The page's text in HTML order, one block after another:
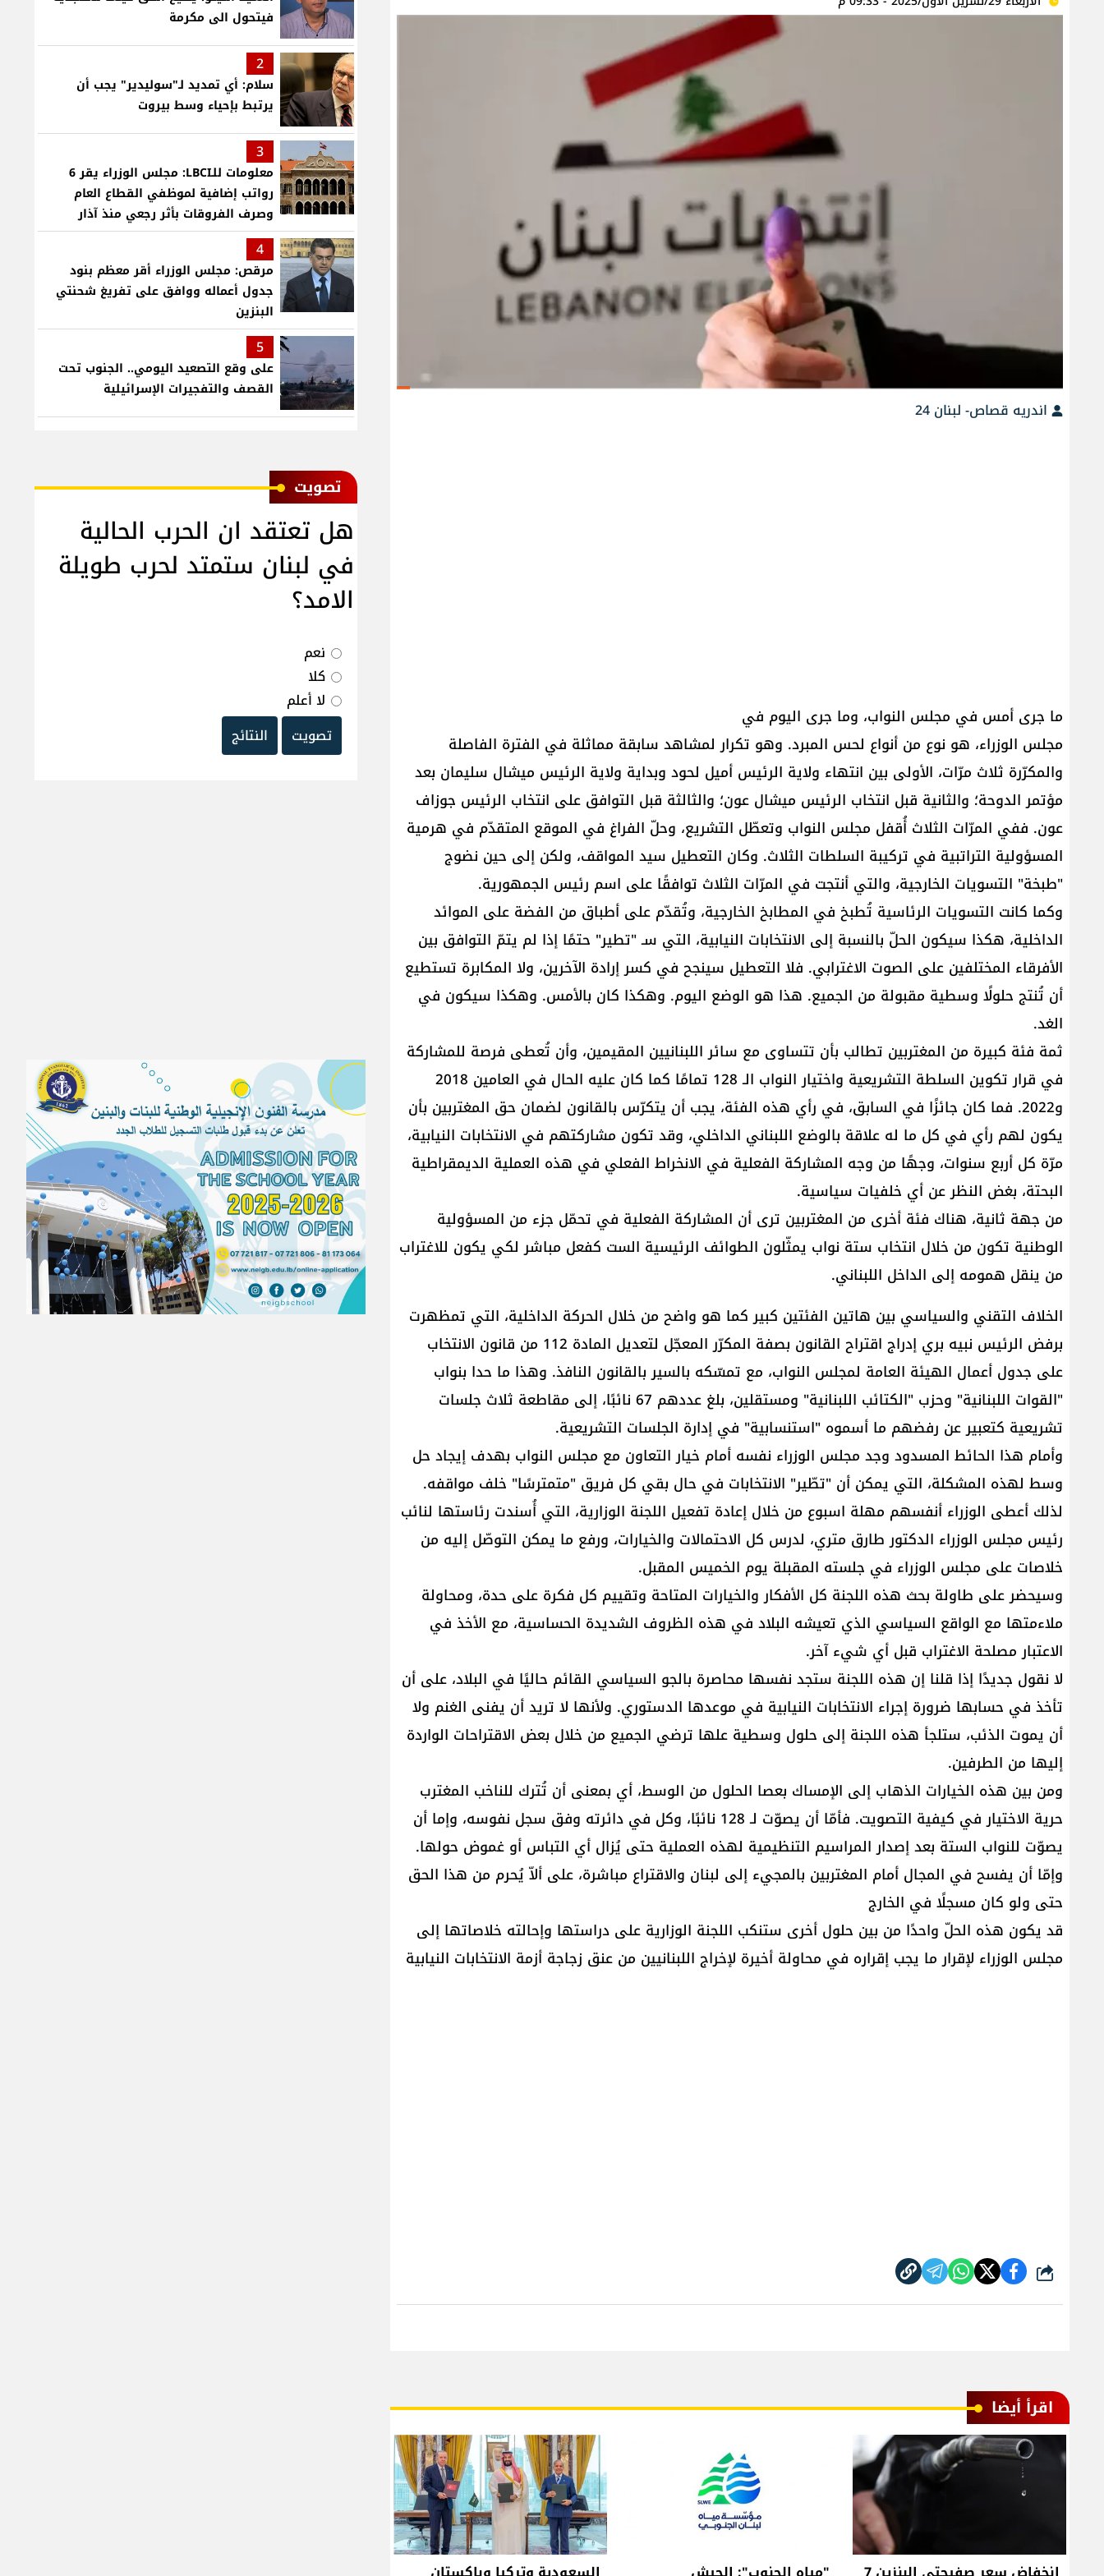
اندريه قصاص- لبنان 24
ما جرى أمس في مجلس النواب، وما جرى اليوم في
مجلس الوزراء، هو نوع من أنواع لحس المبرد. وهو تكرار لمشاهد سابقة مماثلة في الفترة الفاصلة
والمكرّرة ثلاث مرّات، الأولى بين انتهاء ولاية الرئيس أميل لحود وبداية ولاية الرئيس ميشال سليمان بعد
مؤتمر الدوحة؛ والثانية قبل انتخاب الرئيس ميشال عون؛ والثالثة قبل التوافق على انتخاب الرئيس جوزاف
عون. ففي المرّات الثلاث أُقفل مجلس النواب وتعطّل التشريع، وحلّ الفراغ في الموقع المتقدّم في هرمية
المسؤولية التراتبية في تركيبة السلطات الثلاث. وكان التعطيل سيد المواقف، ولكن إلى حين نضوج
"طبخة" التسويات الخارجية، والتي أنتجت في المرّات الثلاث توافقًا على اسم رئيس الجمهورية.
وكما كانت التسويات الرئاسية تُطبخ في المطابخ الخارجية، وتُقدّم على أطباق من الفضة على الموائد
الداخلية، هكذا سيكون الحلّ بالنسبة إلى الانتخابات النيابية، التي سـ "تطير" حتمًا إذا لم يتمّ التوافق بين
الأفرقاء المختلفين على الصوت الاغترابي. فلا التعطيل سينجح في كسر إرادة الآخرين، ولا المكابرة تستطيع
أن تُنتج حلولًا وسطية مقبولة من الجميع. هذا هو الوضع اليوم. وهكذا كان بالأمس. وهكذا سيكون في
الغد.
ثمة فئة كبيرة من المغتربين تطالب بأن تتساوى مع سائر اللبنانيين المقيمين، وأن تُعطى فرصة للمشاركة
في قرار تكوين السلطة التشريعية واختيار النواب الـ 128 تمامًا كما كان عليه الحال في العامين 2018
و2022. فما كان جائزًا في السابق، في رأي هذه الفئة، يجب أن يتكرّس بالقانون لضمان حق المغتربين بأن
يكون لهم رأي في كل ما له علاقة بالوضع اللبناني الداخلي، وقد تكون مشاركتهم في الانتخابات النيابية،
مرّة كل أربع سنوات، وجهًا من وجه المشاركة الفعلية في الانخراط الفعلي في هذه العملية الديمقراطية
البحتة، بغض النظر عن أي خلفيات سياسية.
من جهة ثانية، هناك فئة أخرى من المغتربين ترى أن المشاركة الفعلية في تحمّل جزء من المسؤولية
الوطنية تكون من خلال انتخاب ستة نواب يمثّلون الطوائف الرئيسية الست كفعل مباشر لكي يكون للاغتراب
من ينقل همومه إلى الداخل اللبناني.
الخلاف التقني والسياسي بين هاتين الفئتين كبير كما هو واضح من خلال الحركة الداخلية، التي تمظهرت
برفض الرئيس نبيه بري إدراج اقتراح القانون بصفة المكرّر المعجّل لتعديل المادة 112 من قانون الانتخاب
على جدول أعمال الهيئة العامة لمجلس النواب، مع تمسّكه بالسير بالقانون النافذ. وهذا ما حدا بنواب
"القوات اللبنانية" وحزب "الكتائب اللبنانية" ومستقلين، بلغ عددهم 67 نائبًا، إلى مقاطعة ثلاث جلسات
تشريعية كتعبير عن رفضهم ما أسموه "استنسابية" في إدارة الجلسات التشريعية.
وأمام هذا الحائط المسدود وجد مجلس الوزراء نفسه أمام خيار التعاون مع مجلس النواب بهدف إيجاد حل
وسط لهذه المشكلة، التي يمكن أن "تطّير" الانتخابات في حال بقي كل فريق "متمترسًا" خلف مواقفه.
لذلك أعطى الوزراء أنفسهم مهلة اسبوع من خلال إعادة تفعيل اللجنة الوزارية، التي أُسندت رئاستها لنائب
رئيس مجلس الوزراء الدكتور طارق متري، لدرس كل الاحتمالات والخيارات، ورفع ما يمكن التوصّل إليه من
خلاصات على مجلس الوزراء في جلسته المقبلة يوم الخميس المقبل.
وسيحضر على طاولة بحث هذه اللجنة كل الأفكار والخيارات المتاحة وتقييم كل فكرة على حدة، ومحاولة
ملاءمتها مع الواقع السياسي الذي تعيشه البلاد في هذه الظروف الشديدة الحساسية، مع الأخذ في
الاعتبار مصلحة الاغتراب قبل أي شيء آخر.
لا نقول جديدًا إذا قلنا إن هذه اللجنة ستجد نفسها محاصرة بالجو السياسي القائم حاليًا في البلاد، على أن
تأخذ في حسابها ضرورة إجراء الانتخابات النيابية في موعدها الدستوري. ولأنها لا تريد أن يفنى الغنم ولا
أن يموت الذئب، ستلجأ هذه اللجنة إلى حلول وسطية علها ترضي الجميع من خلال بعض الاقتراحات الواردة
إليها من الطرفين.
ومن بين هذه الخيارات الذهاب إلى الإمساك بعصا الحلول من الوسط، أي بمعنى أن تُترك للناخب المغترب
حرية الاختيار في كيفية التصويت. فأمّا أن يصوّت لـ 128 نائبًا، وكل في دائرته وفق سجل نفوسه، وإما أن
يصوّت للنواب الستة بعد إصدار المراسيم التنظيمية لهذه العملية حتى يُزال أي التباس أو غموض حولها.
وإمّا أن يفسح في المجال أمام المغتربين بالمجيء إلى لبنان والاقتراع مباشرة، على ألاّ يُحرم من هذا الحق
حتى ولو كان مسجلًا في الخارج
قد يكون هذه الحلّ واحدًا من بين حلول أخرى ستنكب اللجنة الوزارية على دراستها وإحالته خلاصاتها إلى
مجلس الوزراء لإقرار ما يجب إقراره في محاولة أخيرة لإخراج اللبنانيين من عنق زجاجة أزمة الانتخابات النيابية
شارك
اقرأ أيضا
فيتحول الى مكرمة
2
سلام: أي تمديد لـ"سوليدير" يجب أن
يرتبط بإحياء وسط بيروت
3
معلومات للـLBCI: مجلس الوزراء يقر 6
رواتب إضافية لموظفي القطاع العام
وصرف الفروقات بأثر رجعي منذ آذار
4
مرقص: مجلس الوزراء أقر معظم بنود
جدول أعماله ووافق على تفريغ شحنتي
البنزين
5
على وقع التصعيد اليومي.. الجنوب تحت
القصف والتفجيرات الإسرائيلية
ﺗﺼﻮﻳﺖ
هل تعتقد ان الحرب الحالية
في لبنان ستمتد لحرب طويلة
الامد؟
نعم
كلا
لا أعلم
تصويت
النتائج